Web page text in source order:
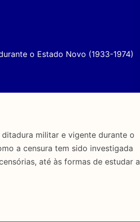
o Estado Novo (1933-1974)
militar e vigente durante o
a censura tem sido investigada
até às formas de estudar a